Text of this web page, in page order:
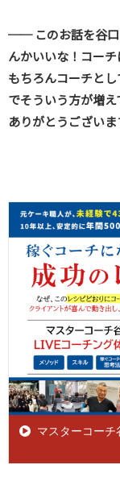
── このお話を谷口
んかいいな！コーチ
もちろんコーチと
でそういう方が増
ありがとうございま
マスターコー